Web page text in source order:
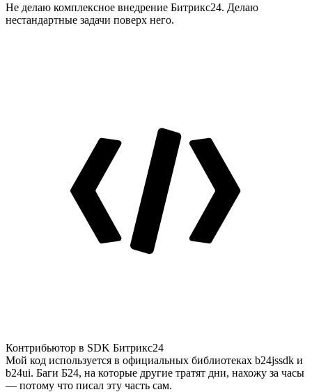
Не делаю комплексное внедрение Битрикс24. Делаю
нестандартные задачи поверх него.
Контрибьютор в SDK Битрикс24
Мой код используется в официальных библиотеках b24jssdk и
b24ui. Баги Б24, на которые другие тратят дни, нахожу за часы
— потому что писал эту часть сам.